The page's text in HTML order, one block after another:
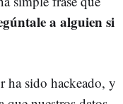
a alguien si
ha sido hackeado, y